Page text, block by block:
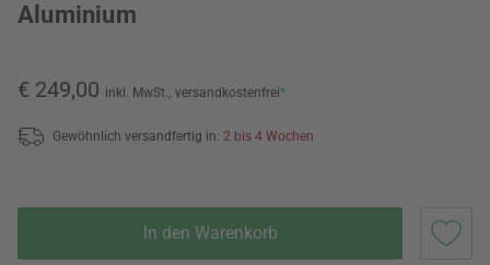
Aluminium
€ 249,00 inkl. MwSt., versandkostenfrei*
Gewöhnlich versandfertig in: 2 bis 4 Wochen
In den Warenkorb